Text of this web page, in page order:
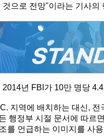
으로 전망"이라는 기사의
년 FBI가 10만 명당
지역에 배치하는 대신,
행정부 시절 문서에 따르
를 언급하는 이미지를 사